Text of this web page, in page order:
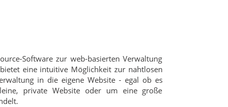
Software zur web-basierten Verwaltung
eine intuitive Möglichkeit zur nahtlosen
in die eigene Website - egal ob es
private Website oder um eine große